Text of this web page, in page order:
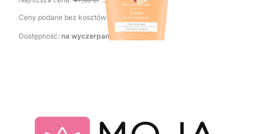
Ceny podane bez kosztów dostawy.
Dostępność: na wyczerpaniu